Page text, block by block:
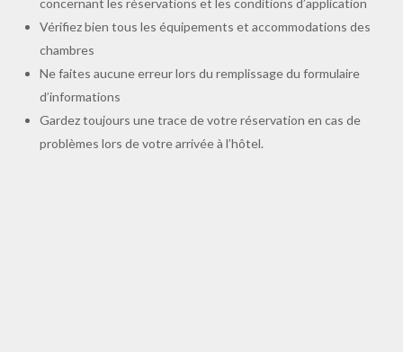
concernant les réservations et les conditions d’application
Vérifiez bien tous les équipements et accommodations des
chambres
Ne faites aucune erreur lors du remplissage du formulaire
d’informations
Gardez toujours une trace de votre réservation en cas de
problèmes lors de votre arrivée à l’hôtel.